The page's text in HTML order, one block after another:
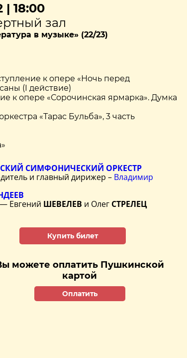
| 18:00
зал
в музыке» (22/23)
к опере «Ночь перед
(I действие)
к опере «Сорочинская ярмарка». Думка
«Тарас Бульба», 3 часть
СИМФОНИЧЕСКИЙ ОРКЕСТР
и главный дирижер – Владимир
Евгений ШЕВЕЛЕВ и Олег СТРЕЛЕЦ
Купить билет
можете оплатить Пушкинской
картой
Оплатить